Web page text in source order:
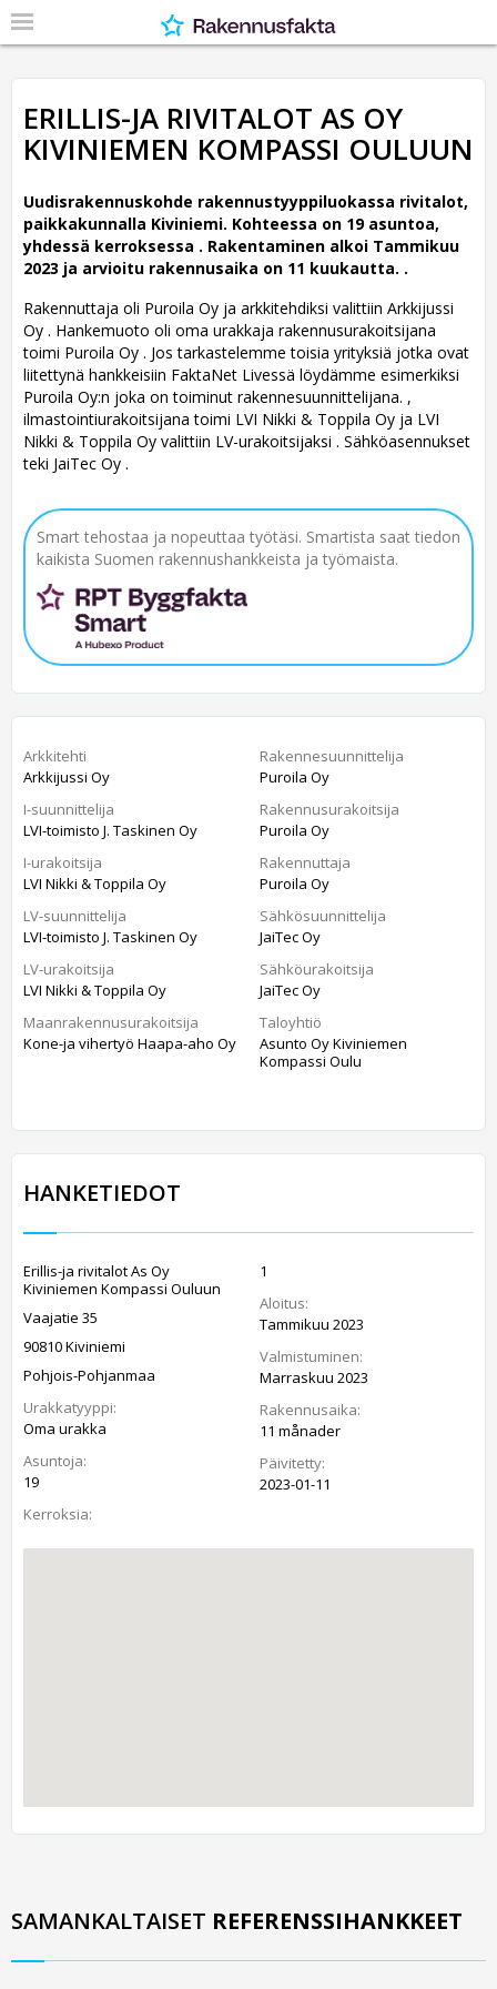
ERILLIS-JA RIVITALOT AS OY
KIVINIEMEN KOMPASSI OULUUN
Uudisrakennuskohde rakennustyyppiluokassa rivitalot,
paikkakunnalla Kiviniemi. Kohteessa on 19 asuntoa,
yhdessä kerroksessa . Rakentaminen alkoi Tammikuu
2023 ja arvioitu rakennusaika on 11 kuukautta. .
Rakennuttaja oli Puroila Oy ja arkkitehdiksi valittiin Arkkijussi
Oy . Hankemuoto oli oma urakkaja rakennusurakoitsijana
toimi Puroila Oy . Jos tarkastelemme toisia yrityksiä jotka ovat
liitettynä hankkeisiin FaktaNet Livessä löydämme esimerkiksi
Puroila Oy:n joka on toiminut rakennesuunnittelijana. ,
ilmastointiurakoitsijana toimi LVI Nikki & Toppila Oy ja LVI
Nikki & Toppila Oy valittiin LV-urakoitsijaksi . Sähköasennukset
teki JaiTec Oy .
Smart tehostaa ja nopeuttaa työtäsi. Smartista saat tiedon
kaikista Suomen rakennushankkeista ja työmaista.
Arkkitehti
Arkkijussi Oy
I-suunnittelija
LVI-toimisto J. Taskinen Oy
I-urakoitsija
LVI Nikki & Toppila Oy
LV-suunnittelija
LVI-toimisto J. Taskinen Oy
LV-urakoitsija
LVI Nikki & Toppila Oy
Maanrakennusurakoitsija
Kone-ja vihertyö Haapa-aho Oy
Rakennesuunnittelija
Puroila Oy
Rakennusurakoitsija
Puroila Oy
Rakennuttaja
Puroila Oy
Sähkösuunnittelija
JaiTec Oy
Sähköurakoitsija
JaiTec Oy
Taloyhtiö
Asunto Oy Kiviniemen
Kompassi Oulu
HANKETIEDOT
Erillis-ja rivitalot As Oy
Kiviniemen Kompassi Ouluun
Vaajatie 35
90810 Kiviniemi
Pohjois-Pohjanmaa
Urakkatyyppi:
Oma urakka
Asuntoja:
19
Kerroksia:
1
Aloitus:
Tammikuu 2023
Valmistuminen:
Marraskuu 2023
Rakennusaika:
11 månader
Päivitetty:
2023-01-11
SAMANKALTAISET REFERENSSIHANKKEET